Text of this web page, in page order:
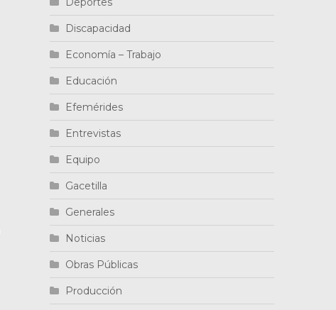
Discapacidad
Economía – Trabajo
Educación
Efemérides
Entrevistas
Equipo
Gacetilla
Generales
Noticias
Obras Públicas
Producción